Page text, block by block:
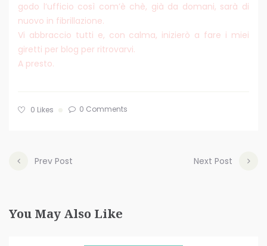
godo l’ufficio così com’è chè, già da domani, sarà di
nuovo in fibrillazione.
Vi abbraccio tutti e, con calma, inizierò a fare i miei
giretti per blog per ritrovarvi.
A presto.
0 Likes 0 Comments
Prev Post Next Post
You May Also Like